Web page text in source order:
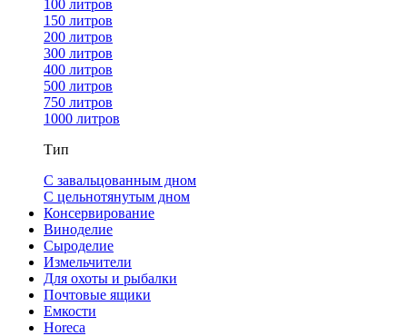
100 литров
150 литров
200 литров
300 литров
400 литров
500 литров
750 литров
1000 литров
Тип
С завальцованным дном
С цельнотянутым дном
Консервирование
Виноделие
Сыроделие
Измельчители
Для охоты и рыбалки
Почтовые ящики
Емкости
Horeca